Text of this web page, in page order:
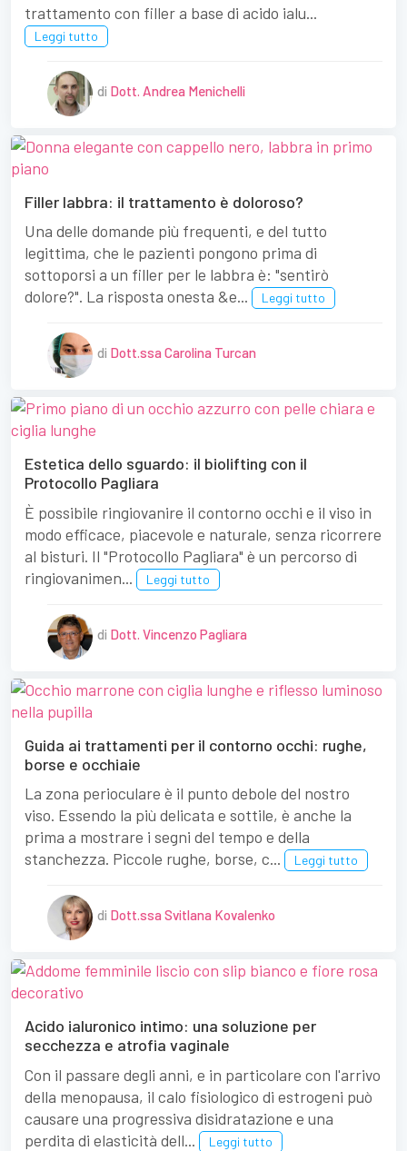
trattamento con filler a base di acido ialu...
Leggi tutto
di Dott. Andrea Menichelli
Filler labbra: il trattamento è doloroso?
Una delle domande più frequenti, e del tutto
legittima, che le pazienti pongono prima di
sottoporsi a un filler per le labbra è: "sentirò
dolore?". La risposta onesta &e...
Leggi tutto
di Dott.ssa Carolina Turcan
Estetica dello sguardo: il biolifting con il
Protocollo Pagliara
È possibile ringiovanire il contorno occhi e il viso in
modo efficace, piacevole e naturale, senza ricorrere
al bisturi. Il "Protocollo Pagliara" è un percorso di
ringiovanimen...
Leggi tutto
di Dott. Vincenzo Pagliara
Guida ai trattamenti per il contorno occhi: rughe,
borse e occhiaie
La zona perioculare è il punto debole del nostro
viso. Essendo la più delicata e sottile, è anche la
prima a mostrare i segni del tempo e della
stanchezza. Piccole rughe, borse, c...
Leggi tutto
di Dott.ssa Svitlana Kovalenko
Acido ialuronico intimo: una soluzione per
secchezza e atrofia vaginale
Con il passare degli anni, e in particolare con l'arrivo
della menopausa, il calo fisiologico di estrogeni può
causare una progressiva disidratazione e una
perdita di elasticità dell...
Leggi tutto